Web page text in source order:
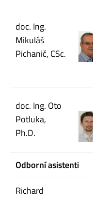
doc. Ing.
Mikuláš
Pichanič, CSc.
doc. Ing. Oto
Potluka,
Ph.D.
Odborní asistenti
Richard